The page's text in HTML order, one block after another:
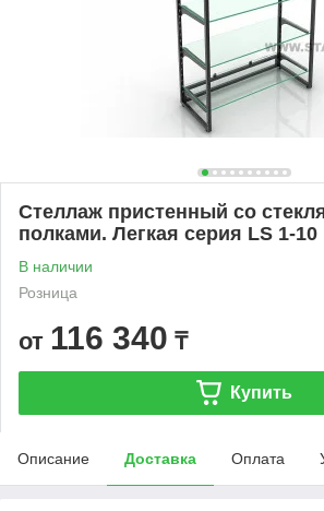
Стеллаж пристенный со
полками. Легкая серия LS 1-10
В наличии
Розница
от 116 340 ₸
Купить
Описание Доставка Оплата